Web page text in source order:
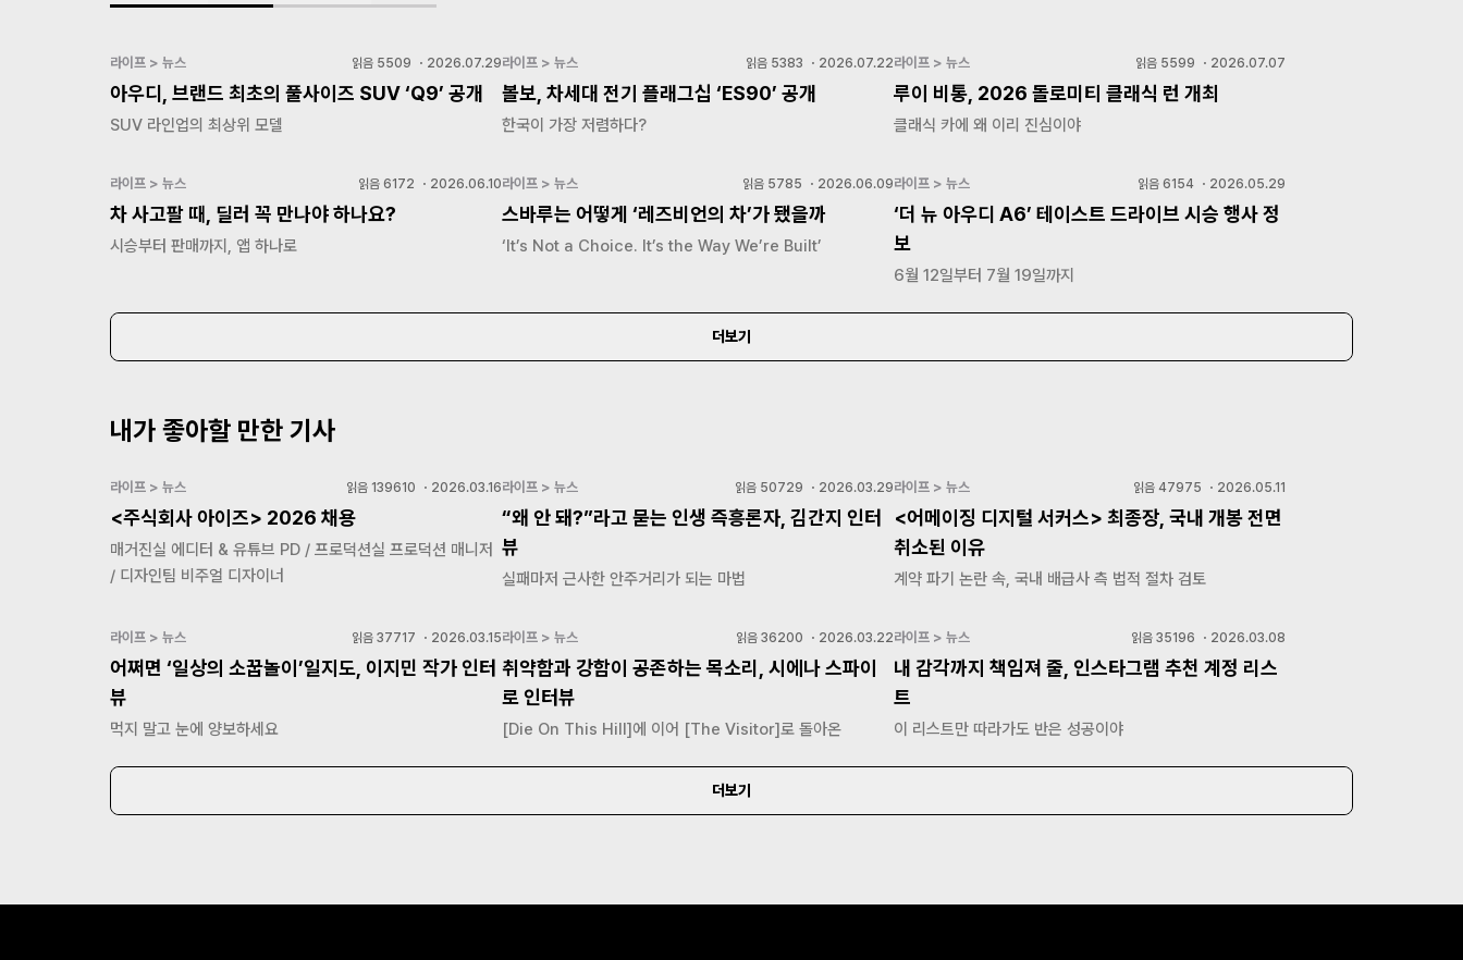
라이프 > 뉴스 읽음 5509 ・ 2026.07.29
아우디, 브랜드 최초의 풀사이즈 SUV ‘Q9’ 공개
SUV 라인업의 최상위 모델
라이프 > 뉴스 읽음 5383 ・ 2026.07.22
볼보, 차세대 전기 플래그십 ‘ES90’ 공개
한국이 가장 저렴하다?
라이프 > 뉴스 읽음 5599 ・ 2026.07.07
루이 비통, 2026 돌로미티 클래식 런 개최
클래식 카에 왜 이리 진심이야
라이프 > 뉴스 읽음 6172 ・ 2026.06.10
차 사고팔 때, 딜러 꼭 만나야 하나요?
시승부터 판매까지, 앱 하나로
라이프 > 뉴스 읽음 5785 ・ 2026.06.09
스바루는 어떻게 ‘레즈비언의 차’가 됐을까
‘It’s Not a Choice. It’s the Way We’re Built’
라이프 > 뉴스 읽음 6154・ 2026.05.29
‘더 뉴 아우디 A6’ 테이스트 드라이브 시승 행사 정
보
6월 12일부터 7월 19일까지
더보기
내가 좋아할 만한 기사
라이프 > 뉴스 읽음 139610 ・ 2026.03.16
<주식회사 아이즈> 2026 채용
매거진실 에디터 & 유튜브 PD / 프로덕션실 프로덕션 매니저
/ 디자인팀 비주얼 디자이너
라이프 > 뉴스 읽음 50729 ・ 2026.03.29
“왜 안 돼?”라고 묻는 인생 즉흥론자, 김간지 인터
뷰
실패마저 근사한 안주거리가 되는 마법
라이프 > 뉴스 읽음 47975 ・ 2026.05.11
<어메이징 디지털 서커스> 최종장, 국내 개봉 전면
취소된 이유
계약 파기 논란 속, 국내 배급사 측 법적 절차 검토
라이프 > 뉴스 읽음 37717 ・ 2026.03.15
어쩌면 ‘일상의 소꿉놀이’일지도, 이지민 작가 인터
뷰
먹지 말고 눈에 양보하세요
라이프 > 뉴스 읽음 36200 ・ 2026.03.22
취약함과 강함이 공존하는 목소리, 시에나 스파이
로 인터뷰
[Die On This Hill]에 이어 [The Visitor]로 돌아온
라이프 > 뉴스 읽음 35196 ・ 2026.03.08
내 감각까지 책임져 줄, 인스타그램 추천 계정 리스
트
이 리스트만 따라가도 반은 성공이야
더보기